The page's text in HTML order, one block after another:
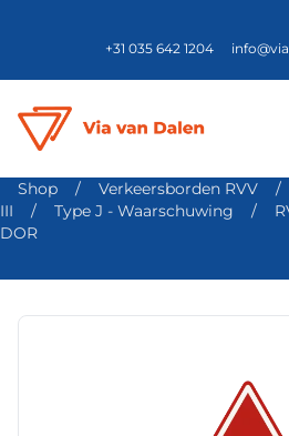
+31 035 642 1204
Shop / Verkeersborden RVV /
III
/ Type J - Waarschuwing /
DOR